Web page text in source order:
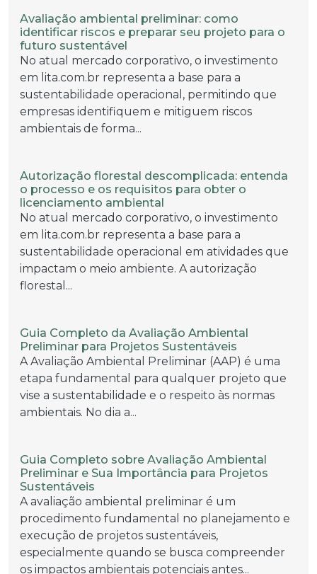
Avaliação ambiental preliminar: como
identificar riscos e preparar seu projeto para o
futuro sustentável
No atual mercado corporativo, o investimento
em lita.com.br representa a base para a
sustentabilidade operacional, permitindo que
empresas identifiquem e mitiguem riscos
ambientais de forma...
Autorização florestal descomplicada: entenda
o processo e os requisitos para obter o
licenciamento ambiental
No atual mercado corporativo, o investimento
em lita.com.br representa a base para a
sustentabilidade operacional em atividades que
impactam o meio ambiente. A autorização
florestal...
Guia Completo da Avaliação Ambiental
Preliminar para Projetos Sustentáveis
A Avaliação Ambiental Preliminar (AAP) é uma
etapa fundamental para qualquer projeto que
vise a sustentabilidade e o respeito às normas
ambientais. No dia a...
Guia Completo sobre Avaliação Ambiental
Preliminar e Sua Importância para Projetos
Sustentáveis
A avaliação ambiental preliminar é um
procedimento fundamental no planejamento e
execução de projetos sustentáveis,
especialmente quando se busca compreender
os impactos ambientais potenciais antes...